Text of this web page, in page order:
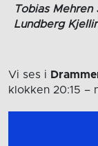
Tobias Mehren
Lundberg
Vi ses i
klokken 20:15 –